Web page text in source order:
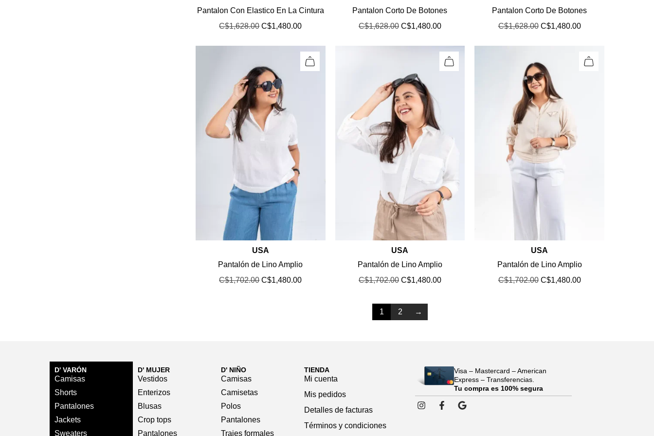
Pantalon Con Elastico En La Cintura
C$1,628.00 C$1,480.00
Pantalon Corto De Botones
C$1,628.00 C$1,480.00
Pantalon Corto De Botones
C$1,628.00 C$1,480.00
USA
Pantalón de Lino Amplio
C$1,702.00 C$1,480.00
USA
Pantalón de Lino Amplio
C$1,702.00 C$1,480.00
USA
Pantalón de Lino Amplio
C$1,702.00 C$1,480.00
1 2 →
D' VARÓN
Camisas
Shorts
Pantalones
Jackets
Sweaters
D' MUJER
Vestidos
Enterizos
Blusas
Crop tops
Pantalones
D' NIÑO
Camisas
Camisetas
Polos
Pantalones
Trajes formales
TIENDA
Mi cuenta
Mis pedidos
Detalles de facturas
Términos y condiciones
Visa – Mastercard – American
Express – Transferencias.
Tu compra es 100% segura